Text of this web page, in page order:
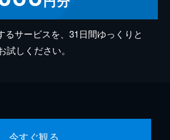
るサービスを、31日間ゆっくりと
試しください。
今すぐ観る